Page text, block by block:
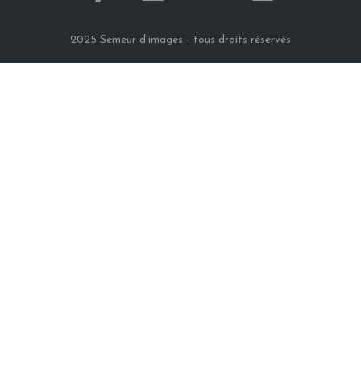
2025 Semeur d'images - tous droits réservés